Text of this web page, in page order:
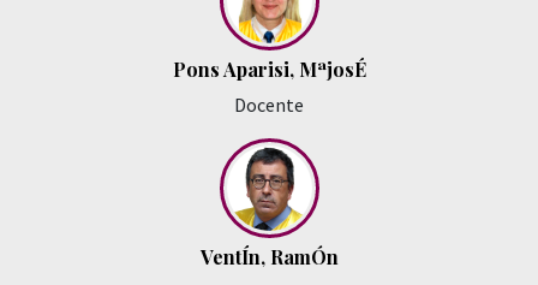
Pons Aparisi, MªjosÉ
Docente
VentÍn, RamÓn